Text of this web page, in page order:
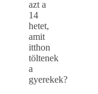
azt a
14
hetet,
amit
itthon
töltenek
a
gyerekek?